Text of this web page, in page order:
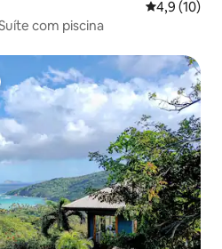
4,9 de uma
4,9 (10)
com piscina